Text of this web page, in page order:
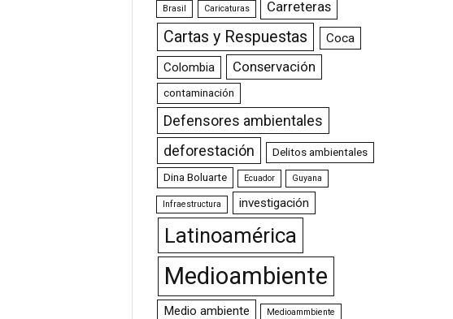
Brasil Caricaturas Carreteras
Cartas y Respuestas
Coca
Colombia
Conservación
contaminación
Defensores ambientales
deforestación
Delitos ambientales
Dina Boluarte Ecuador Guyana
Infraestructura investigación
Latinoamérica
Medioambiente
Medio ambiente Medioammbiente